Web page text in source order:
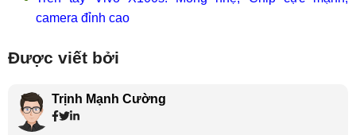
camera đỉnh cao
Được viết bởi
Trịnh Mạnh Cường